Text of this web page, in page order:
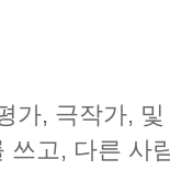
가, 극작가,
쓰고, 다른 사